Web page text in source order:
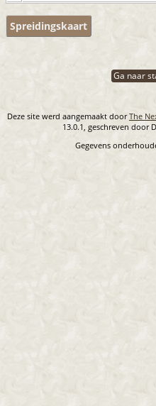
Spreidingskaart
Ga naar
Deze site werd aangemaakt doorThe
13.0.1, geschreven door
Gegevens